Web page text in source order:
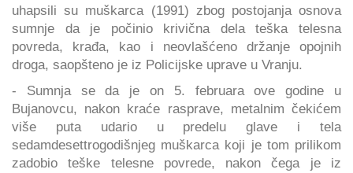
uhapsili su muškarca (1991) zbog postojanja osnova
sumnje da je počinio krivična dela teška telesna
povreda, krađa, kao i neovlašćeno držanje opojnih
droga, saopšteno je iz Policijske uprave u Vranju.
- Sumnja se da je on 5. februara ove godine u
Bujanovcu, nakon kraće rasprave, metalnim čekićem
više puta udario u predelu glave i tela
sedamdesettrogodišnjeg muškarca koji je tom prilikom
zadobio teške telesne povrede, nakon čega je iz